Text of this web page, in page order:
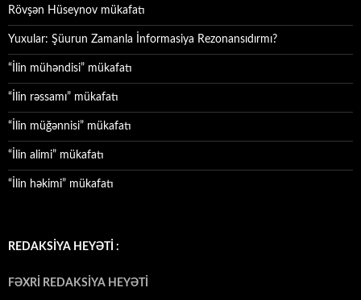
Rövşən Hüseynov mükafatı
Yuxular: Şüurun Zamanla İnformasiya Rezonansıdırmı?
“İlin mühəndisi” mükafatı
“İlin rəssamı” mükafatı
“İlin müğənnisi” mükafatı
“İlin alimi” mükafatı
“İlin həkimi” mükafatı
REDAKSİYA HEYƏTİ :
FƏXRİ REDAKSİYA HEYƏTİ